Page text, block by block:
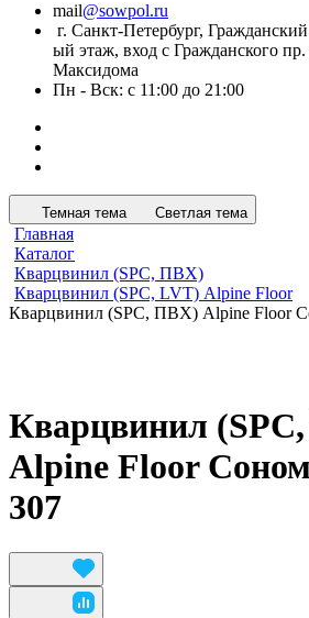
mail@sowpol.ru
г. Санкт-Петербург,
ый этаж, вход с Гражданского
Максидома
Пн - Вск: с 11:00 до 21:00
Темная тема Светлая тема
Главная
Каталог
Кварцвинил (SPC, ПВХ)
Кварцвинил (SPC, LVT) Alpine Floor
Кварцвинил (SPC, ПВХ) Alpine Floor
Кварцвинил
Alpine Floor
307